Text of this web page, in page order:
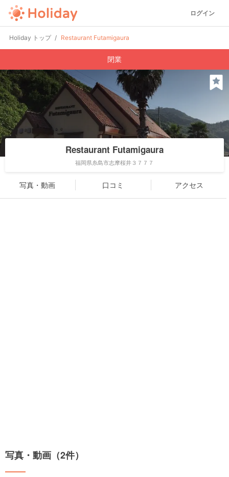
ログイン
Holiday トップ Restaurant Futamigaura
閉業
Restaurant Futamigaura
福岡県糸島市志摩桜井３７７７
写真・動画 口コミ アクセス
写真・動画（2件）